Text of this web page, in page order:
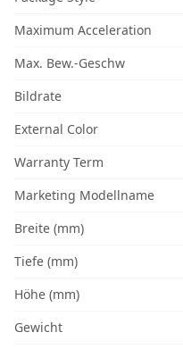
Maximum Acceleration
Max. Bew.-Geschw
Bildrate
External Color
Warranty Term
Marketing Modellname
Breite (mm)
Tiefe (mm)
Höhe (mm)
Gewicht